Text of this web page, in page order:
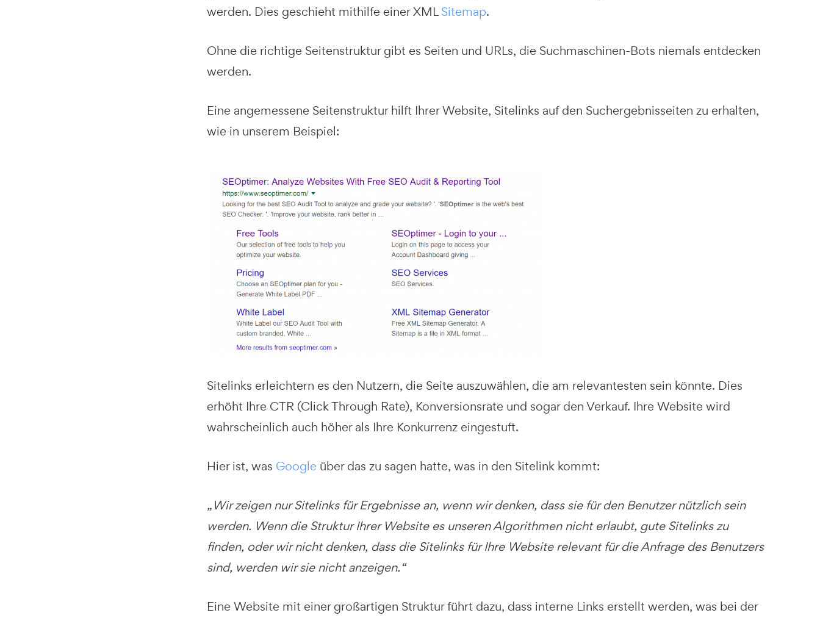
werden. Dies geschieht mithilfe einer XMLSitemap.
Ohne die richtige Seitenstruktur gibt es Seiten und URLs, die Suchmaschinen-Bots niemals entdecken
werden.
Eine angemessene Seitenstruktur hilft Ihrer Website, Sitelinks auf den Suchergebnisseiten zu erhalten,
wie in unserem Beispiel:
Sitelinks erleichtern es den Nutzern, die Seite auszuwählen, die am relevantesten sein könnte. Dies
erhöht Ihre CTR (Click Through Rate), Konversionsrate und sogar den Verkauf. Ihre Website wird
wahrscheinlich auch höher als Ihre Konkurrenz eingestuft.
Hier ist, was Google über das zu sagen hatte, was in den Sitelink kommt:
„Wir zeigen nur Sitelinks für Ergebnisse an, wenn wir denken, dass sie für den Benutzer nützlich sein
werden. Wenn die Struktur Ihrer Website es unseren Algorithmen nicht erlaubt, gute Sitelinks zu
finden, oder wir nicht denken, dass die Sitelinks für Ihre Website relevant für die Anfrage des Benutzers
sind, werden wir sie nicht anzeigen.“
Eine Website mit einer großartigen Struktur führt dazu, dass interne Links erstellt werden, was bei der